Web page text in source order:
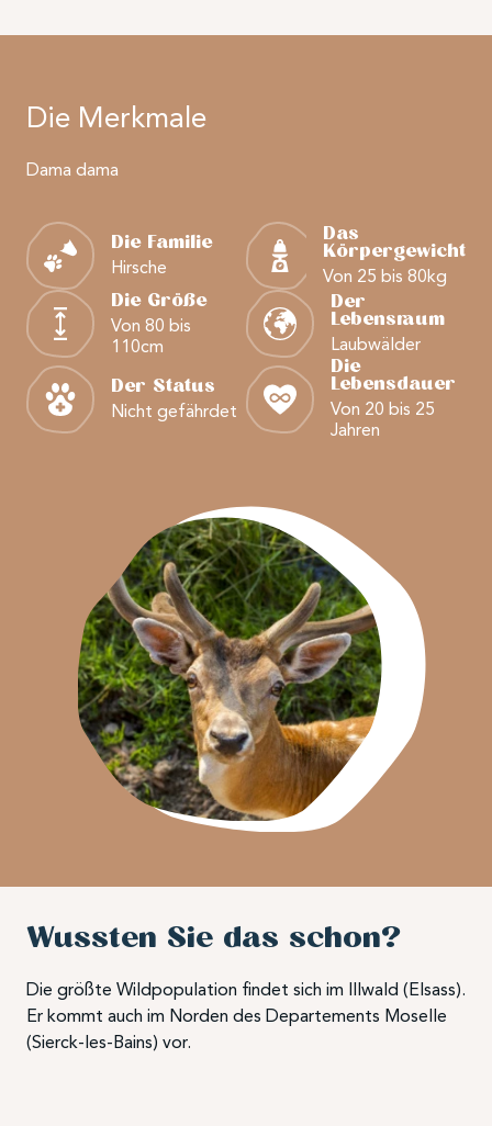
Die Merkmale
Dama dama
Die Familie
Hirsche
Das
Körpergewicht
Von 25 bis 80kg
Die Größe
Von 80 bis
110cm
Der
Lebensraum
Laubwälder
Der Status
Nicht gefährdet
Die
Lebensdauer
Von 20 bis 25
Jahren
Wussten Sie das schon?
Die größte Wildpopulation findet sich im Illwald (Elsass).
Er kommt auch im Norden des Departements Moselle
(Sierck-les-Bains) vor.